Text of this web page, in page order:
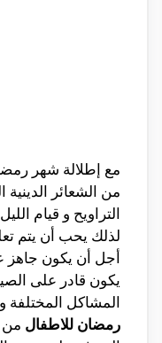
مع إطلالة شهر
من الشعائر
التراويح و قيام
لذلك يحب أن يتم
أجل أن يكون جاهز
يكون قادر على
المشاكل المختلفة
رمضان للاطفال من